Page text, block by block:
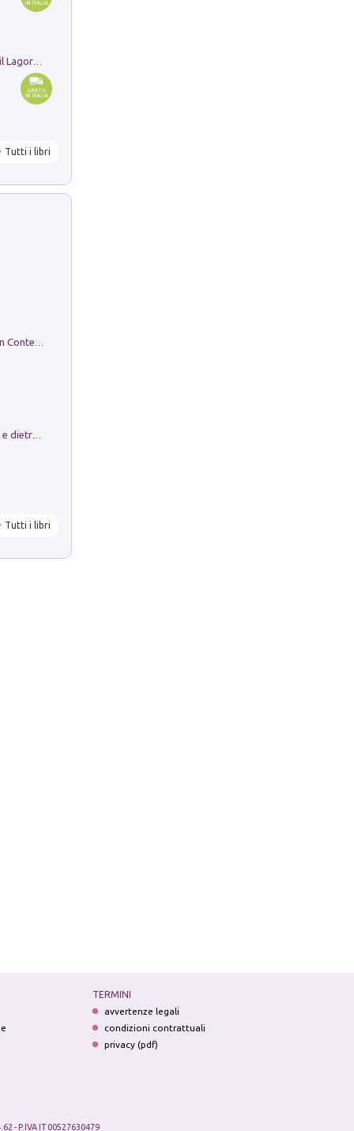
Tutti i libri
in alto! Livello A1. Con CD-Audio. Con Contenuto digitale per accesso on line
Tutti i libri
TERMINI
avvertenze legali
condizioni contrattuali
privacy (pdf)
- P.IVA IT 00527630479